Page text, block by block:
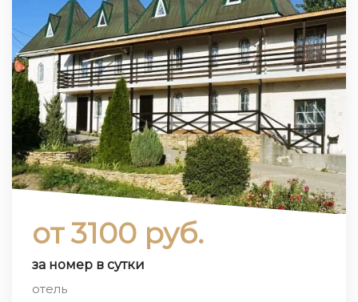
от 3100 руб.
за номер в сутки
отель